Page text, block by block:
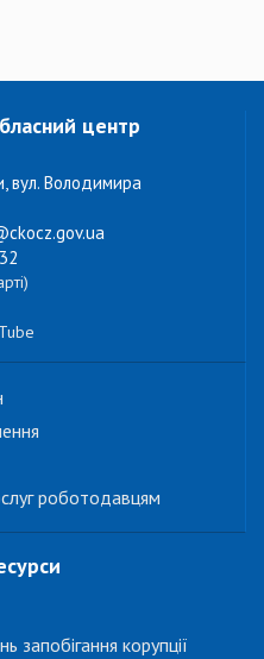
центр
вул. Володимира
роботодавцям
запобігання корупції